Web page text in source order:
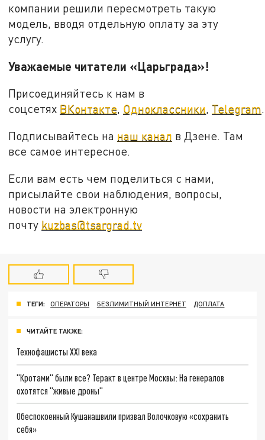
компании решили пересмотреть такую
модель, вводя отдельную оплату за эту
услугу.
Уважаемые читатели «Царьграда»!
Присоединяйтесь к нам в
соцсетях ВКонтакте, Одноклассники, Telegram.
Подписывайтесь на наш канал в Дзене. Там
все самое интересное.
Если вам есть чем поделиться с нами,
присылайте свои наблюдения, вопросы,
новости на электронную
почту kuzbas@tsargrad.tv
ТЕГИ: ОПЕРАТОРЫ БЕЗЛИМИТНЫЙ ИНТЕРНЕТ ДОПЛАТА
ЧИТАЙТЕ ТАКЖЕ:
Технофашисты XXI века
"Кротами" были все? Теракт в центре Москвы: На генералов
охотятся "живые дроны"
Обеспокоенный Кушанашвили призвал Волочковую «сохранить
себя»